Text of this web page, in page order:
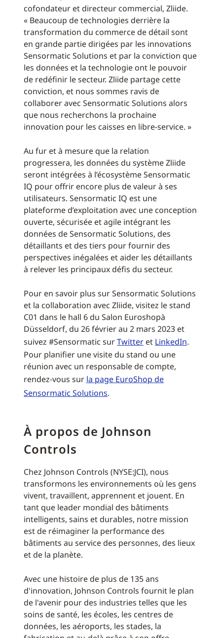
cofondateur et directeur commercial, Zliide.
« Beaucoup de technologies derrière la
transformation du commerce de détail sont
en grande partie dirigées par les innovations
Sensormatic Solutions et par la conviction que
les données et la technologie ont le pouvoir
de redéfinir le secteur. Zliide partage cette
conviction, et nous sommes ravis de
collaborer avec Sensormatic Solutions alors
que nous recherchons la prochaine
innovation pour les caisses en libre-service. »
Au fur et à mesure que la relation
progressera, les données du système Zliide
seront intégrées à l’écosystème Sensormatic
IQ pour offrir encore plus de valeur à ses
utilisateurs. Sensormatic IQ est une
plateforme d’exploitation avec une conception
ouverte, sécurisée et agile intégrant les
données de Sensormatic Solutions, des
détaillants et des tiers pour fournir des
perspectives inégalées et aider les détaillants
à relever les principaux défis du secteur.
Pour en savoir plus sur Sensormatic Solutions
et la collaboration avec Zliide, visitez le stand
C01 dans le hall 6 du Salon Euroshopà
Düsseldorf, du 26 février au 2 mars 2023 et
suivez #Sensormatic surTwitter et LinkedIn.
Pour planifier une visite du stand ou une
réunion avec un responsable de compte,
rendez-vous sur la page EuroShop de
Sensormatic Solutions.
À propos de Johnson
Controls
Chez Johnson Controls (NYSE:JCI), nous
transformons les environnements où les gens
vivent, travaillent, apprennent et jouent. En
tant que leader mondial des bâtiments
intelligents, sains et durables, notre mission
est de réimaginer la performance des
bâtiments au service des personnes, des lieux
et de la planète.
Avec une histoire de plus de 135 ans
d'innovation, Johnson Controls fournit le plan
de l'avenir pour des industries telles que les
soins de santé, les écoles, les centres de
données, les aéroports, les stades, la